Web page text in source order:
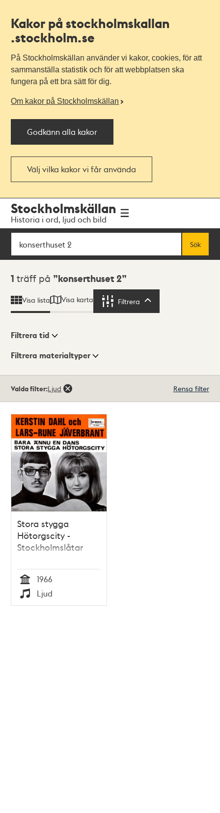
Kakor på stockholmskallan
.stockholm.se
På Stockholmskällan använder vi kakor, cookies, för att
sammanställa statistik och för att webbplatsen ska
fungera på ett bra sätt för dig.
Om kakor på Stockholmskällan
Godkänn alla kakor
Välj vilka kakor vi får använda
navigationen
huvudinnehållet
Stockholmskällan
Historia i ord, ljud och bild
Sök
Sök
Sökresultat
1 träff på konserthuset 2
Visa lista Visa karta Filtrera
Visningsläge
Filtrera tid
Filtrera materialtyper
träffar
Valda filter:Ljud Rensa filter
Stora stygga
Hötorgscity -
Stockholmslåtar
Tid
1966
Typ
Ljud